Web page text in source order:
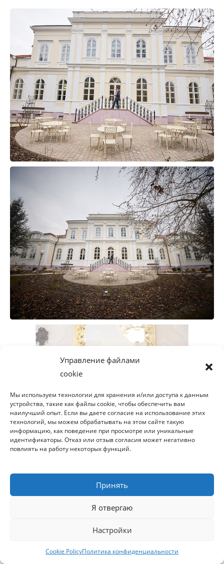
Управление файлами
cookie
Мы используем технологии для хранения и/или доступа к данным
устройства, такие как файлы cookie, чтобы обеспечить вам
наилучший опыт. Если вы даете согласие на использование этих
технологий, мы можем обрабатывать на этом сайте такую
информацию, как поведение при просмотре или уникальные
идентификаторы. Отказ или отзыв согласия может негативно
повлиять на работу некоторых функций.
Принять
Я отвергаю
Настройки
Cookie PolicyПолитика конфиденциальности